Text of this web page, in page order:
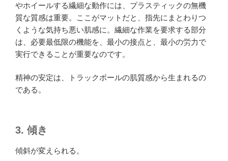
やホイールする繊細な動作には、プラスティックの無機
質な質感は重要。ここがマットだと、指先にまとわりつ
くような気持ち悪い肌感に。繊細な作業を要求する部分
は、必要最低限の機能を、最小の接点と、最小の労力で
実行できることが重要なのです。
精神の安定は、トラックボールの肌質感から生まれるの
である。
3. 傾き
傾斜が変えられる。